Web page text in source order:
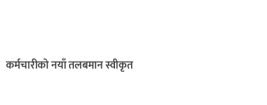
कर्मचारीको नयाँ तलबमान स्वीकृत